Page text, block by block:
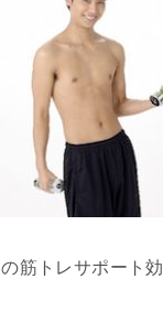
筋トレサポート